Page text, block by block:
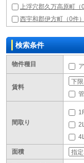
上浮穴郡久万高原町（0
西宇和郡伊方町（0件）
検索条件
物件種目
賃料
間取り
面積